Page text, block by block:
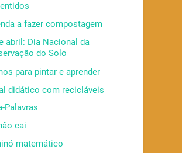
a fazer compostagem
abril: Dia Nacional da
do Solo
para pintar e aprender
didático com recicláveis
Palavras
cai
matemático